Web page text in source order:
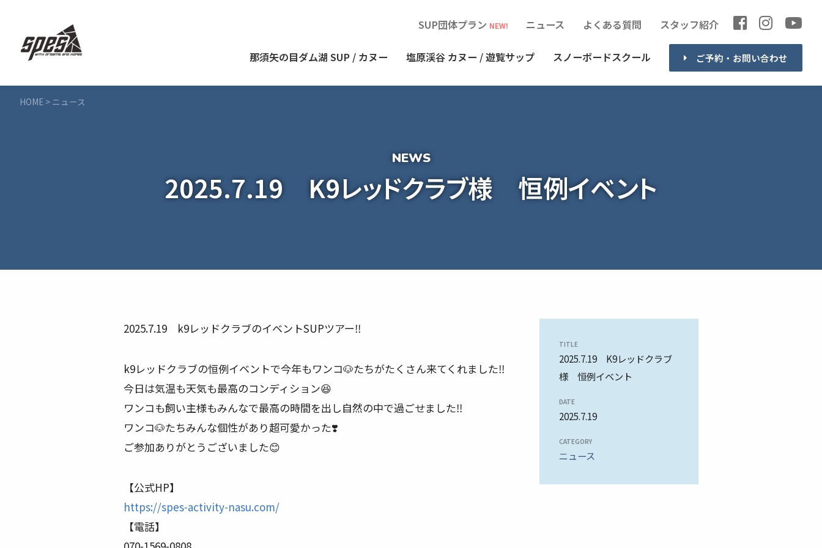
那須矢の目ダム湖 SUP / カヌー 塩原渓谷 カヌー / 遊覧サップ スノーボードスクール ご予約・お問い合わせ
SUP団体プラン NEW! ニュース よくある質問 スタッフ紹介
HOME > ニュース
2025.7.19 K9レッドクラブ様 恒例イベント
2025.7.19 k9レッドクラブのイベントSUPツアー‼️
k9レッドクラブの恒例イベントで今年もワンコ🐶たちがたくさん来てくれました‼️
今日は気温も天気も最高のコンディション😆
ワンコも飼い主様もみんなで最高の時間を出し自然の中で過ごせました‼️
ワンコ🐶たちみんな個性があり超可愛かった❣️
ご参加ありがとうございました😊
【公式HP】
https://spes-activity-nasu.com/
【電話】
TITLE
2025.7.19 K9レッドクラブ
様 恒例イベント
DATE
2025.7.19
CATEGORY
ニュース